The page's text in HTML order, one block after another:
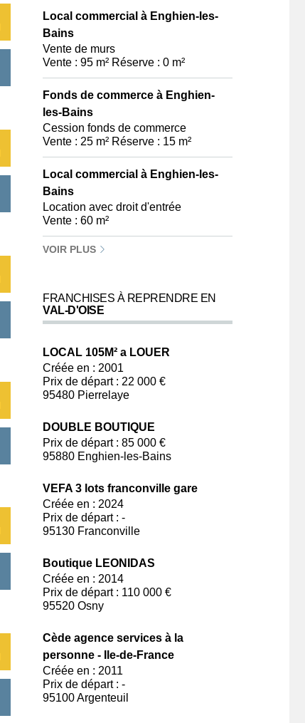
Local commercial à Enghien-les-
Bains
Vente de murs
Vente : 95 m² Réserve : 0 m²
Fonds de commerce à Enghien-
les-Bains
Cession fonds de commerce
Vente : 25 m² Réserve : 15 m²
Local commercial à Enghien-les-
Bains
Location avec droit d'entrée
Vente : 60 m²
VOIR PLUS
FRANCHISES À REPRENDRE EN
VAL-D'OISE
LOCAL 105M² a LOUER
Créée en : 2001
Prix de départ : 22 000 €
95480 Pierrelaye
DOUBLE BOUTIQUE
Prix de départ : 85 000 €
95880 Enghien-les-Bains
VEFA 3 lots franconville gare
Créée en : 2024
Prix de départ : -
95130 Franconville
Boutique LEONIDAS
Créée en : 2014
Prix de départ : 110 000 €
95520 Osny
Cède agence services à la
personne - Ile-de-France
Créée en : 2011
Prix de départ : -
95100 Argenteuil